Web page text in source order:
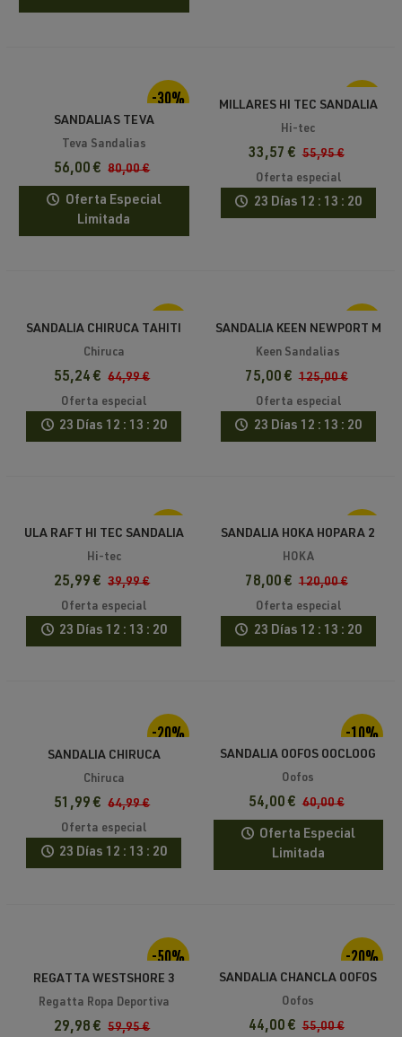
-30%
SANDALIAS TEVA
HURRICANE XLT2 PARA
HOMBRE
Teva Sandalias
56,00 € 80,00 €
Oferta Especial
Limitada
-40%
MILLARES HI TEC SANDALIA
Hi-tec
33,57 € 55,95 €
Oferta especial
23 Días 12 : 13 : 20
-15%
SANDALIA CHIRUCA TAHITI
Chiruca
55,24 € 64,99 €
Oferta especial
23 Días 12 : 13 : 20
-40%
SANDALIA KEEN NEWPORT M
Keen Sandalias
75,00 € 125,00 €
Oferta especial
23 Días 12 : 13 : 20
-35%
ULA RAFT HI TEC SANDALIA
Hi-tec
25,99 € 39,99 €
Oferta especial
23 Días 12 : 13 : 20
-35%
SANDALIA HOKA HOPARA 2
HOKA
78,00 € 120,00 €
Oferta especial
23 Días 12 : 13 : 20
-20%
SANDALIA CHIRUCA
ADRIATICO HOMBRE
Chiruca
51,99 € 64,99 €
Oferta especial
23 Días 12 : 13 : 20
-10%
SANDALIA OOFOS OOCLOOG
UNISEX
Oofos
54,00 € 60,00 €
Oferta Especial
Limitada
-50%
REGATTA WESTSHORE 3
BRIAR/BRIGHT KIWI
Regatta Ropa Deportiva
29,98 € 59,95 €
-20%
SANDALIA CHANCLA OOFOS
OORIGINAL UNISEX
RECUPERACIÓN
Oofos
44,00 € 55,00 €